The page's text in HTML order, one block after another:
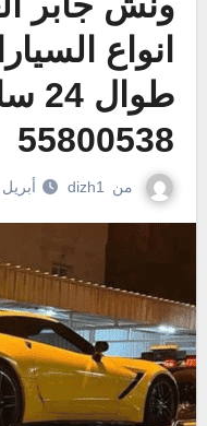
انواع
55800538
من dizh1 أبريل 21, 2024